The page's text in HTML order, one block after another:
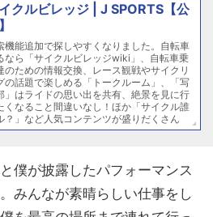
クルビレッジ | J SPORTS【公
機能追加で探しやすくなりました。自転車
なら「サイクルビレッジwiki」、自転車乗
のための情報交換、レース観戦やサイクリ
の話題で楽しめる「トークルーム」、「写
」はライドの思い出を共有、絶景を見に行
くなること間違いなし！ほか「サイクル誰
？」など人気コンテンツが盛りだくさん
僕が披露したパフォーマンス
みんなが素晴らしい仕事をし